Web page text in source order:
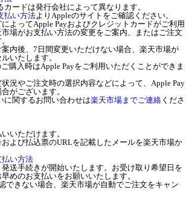
カードは発行会社によって異なります。
払い方法よりAppleのサイトをご確認ください。
よってApple Payおよびクレジットカードがご利用
場がお支払い方法の変更をご案内、またはご注文
内後、7日間変更いただけない場合、楽天市場が
いたします。
購入時はApple Payをご利用いただくことができま
況やご注文時の選択内容などによって、Apple Pay
がございます。
に関するお問い合わせは楽天市場までご連絡 くださ
いただけます。
よび払込票のURLを記載したメールを楽天市場か
い方法
送手続きが開始いたします。お受け取り希望日を
めのお支払いをお願いいたします。
できない場合、楽天市場が自動でご注文をキャン